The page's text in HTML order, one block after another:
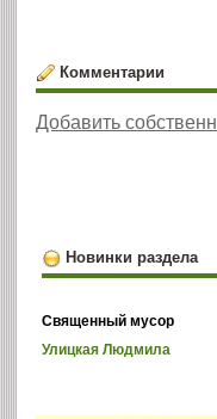
Комментарии
Добавить
Новинки раздела
Священный мусор
Улицкая Людмила